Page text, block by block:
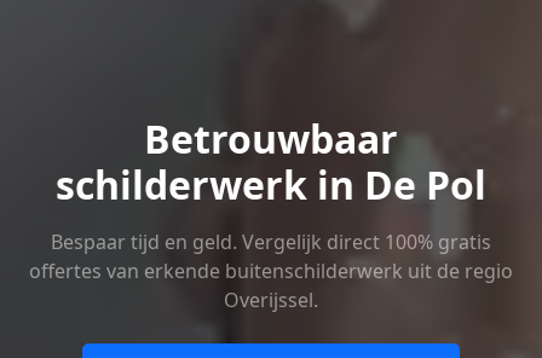
Betrouwbaar
schilderwerk in De Pol
Bespaar tijd en geld. Vergelijk direct 100% gratis
offertes van erkende buitenschilderwerk uit de regio
Overijssel.